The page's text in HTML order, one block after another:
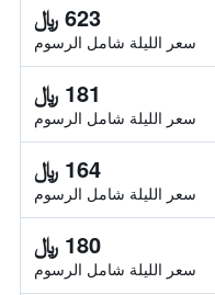
623 ﷼
سعر الليلة شامل الرسوم
181 ﷼
سعر الليلة شامل الرسوم
164 ﷼
سعر الليلة شامل الرسوم
180 ﷼
سعر الليلة شامل الرسوم